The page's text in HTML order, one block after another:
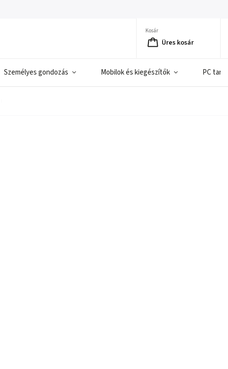
Kosár
Üres kosár
Személyes gondozás Mobilok és kiegészítők PC